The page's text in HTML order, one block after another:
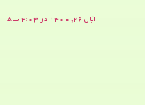
آبان ۲۶, ۱۴۰۰ در ۴:۰۳ ب.ظ